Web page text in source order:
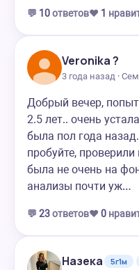
💬 10ответов❤️ 1
Veronika ?
3 года назад ·
Добрый вечер,
2.5 лет.. очень
была пол года
пробуйте,
была не очень на
анализы почти уж…
💬 23ответов❤️ 0
Назека 5г1м